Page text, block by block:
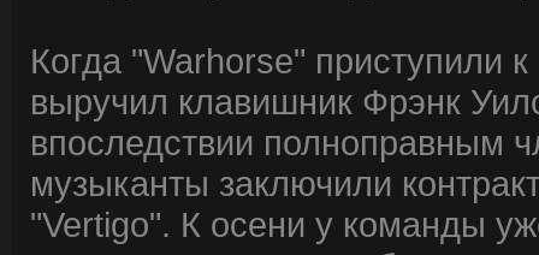
Когда "Warhorse" приступили
выручил клавишник Фрэнк
впоследствии полноправным
музыканты заключили
"Vertigo". К осени у команды